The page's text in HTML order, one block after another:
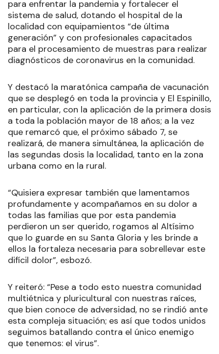
para enfrentar la pandemia y fortalecer el
sistema de salud, dotando el hospital de la
localidad con equipamientos “de última
generación” y con profesionales capacitados
para el procesamiento de muestras para realizar
diagnósticos de coronavirus en la comunidad.
Y destacó la maratónica campaña de vacunación
que se desplegó en toda la provincia y El Espinillo,
en particular, con la aplicación de la primera dosis
a toda la población mayor de 18 años; a la vez
que remarcó que, el próximo sábado 7, se
realizará, de manera simultánea, la aplicación de
las segundas dosis la localidad, tanto en la zona
urbana como en la rural.
“Quisiera expresar también que lamentamos
profundamente y acompañamos en su dolor a
todas las familias que por esta pandemia
perdieron un ser querido, rogamos al Altísimo
que lo guarde en su Santa Gloria y les brinde a
ellos la fortaleza necesaria para sobrellevar este
difícil dolor”, esbozó.
Y reiteró: “Pese a todo esto nuestra comunidad
multiétnica y pluricultural con nuestras raíces,
que bien conoce de adversidad, no se rindió ante
esta compleja situación; es así que todos unidos
seguimos batallando contra el único enemigo
que tenemos: el virus”.